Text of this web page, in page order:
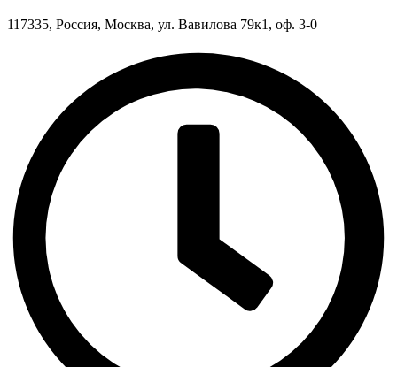
117335, Россия, Москва, ул. Вавилова 79к1, оф. 3-0